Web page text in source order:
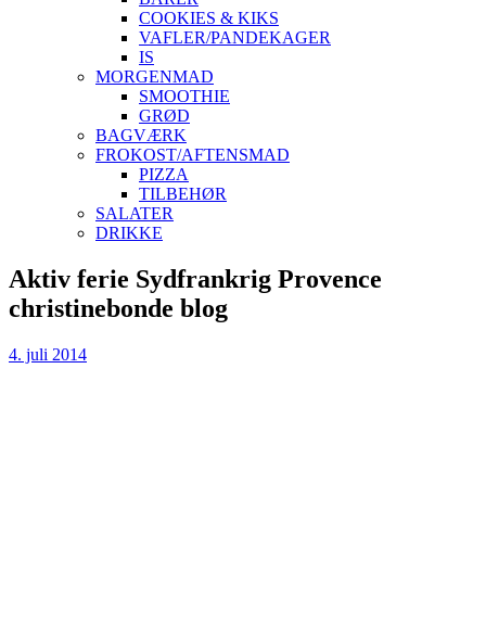
COOKIES & KIKS
VAFLER/PANDEKAGER
IS
MORGENMAD
SMOOTHIE
GRØD
BAGVÆRK
FROKOST/AFTENSMAD
PIZZA
TILBEHØR
SALATER
DRIKKE
Skip
to
content
Aktiv ferie Sydfrankrig Provence
christinebonde blog
4. juli 2014